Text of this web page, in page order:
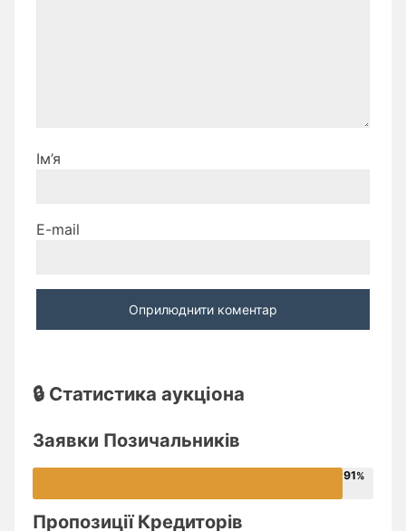
Ім’я
E-mail
🔒 Статистика аукціона
Заявки Позичальників
91
Пропозиції Кредиторів